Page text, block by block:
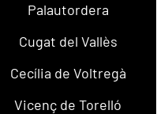
Palautordera
Cugat del Vallès
Cecília de Voltregà
Vicenç de Torelló